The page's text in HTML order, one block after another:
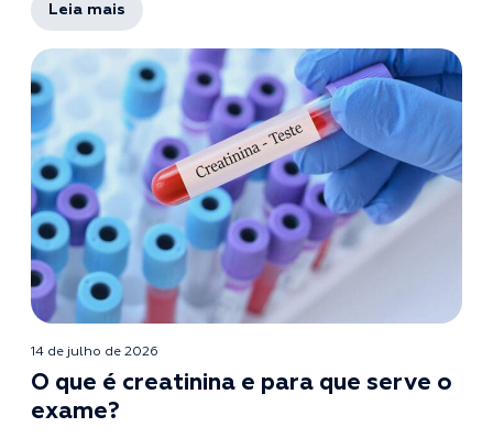
Leia mais
14 de julho de 2026
O que é creatinina e para que serve o
exame?